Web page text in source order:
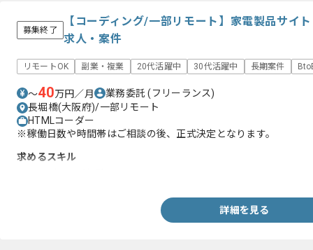
募集終了
【コーディング/一部リモート】家電製品サイ
求人・案件
リモートOK 副業・複業 20代活躍中 30代活躍中 長期案件
〜40万円／月 業務委託(フリーランス)
長堀橋(大阪府)/一部リモート
HTMLコーダー
※稼働日数や時間帯はご相談の後、正式決定となります。
求めるスキル
詳細を見る